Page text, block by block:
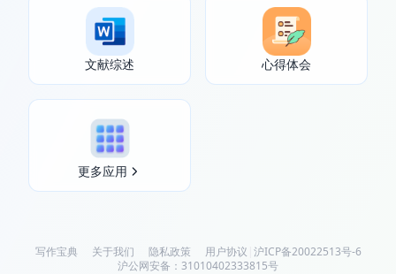
文献综述 心得体会
更多应用
写作宝典 关于我们 隐私政策 用户协议 沪ICP备20022513号-6
沪公网安备：31010402333815号